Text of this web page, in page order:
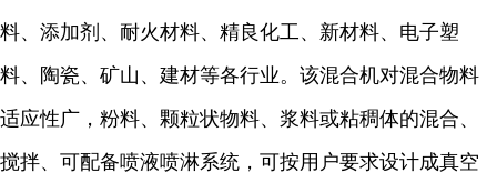
料、添加剂、耐火材料、精良化工、新材料、电子塑
料、陶瓷、矿山、建材等各行业。该混合机对混合物料
适应性广，粉料、颗粒状物料、浆料或粘稠体的混合、
搅拌、可配备喷液喷淋系统，可按用户要求设计成真空